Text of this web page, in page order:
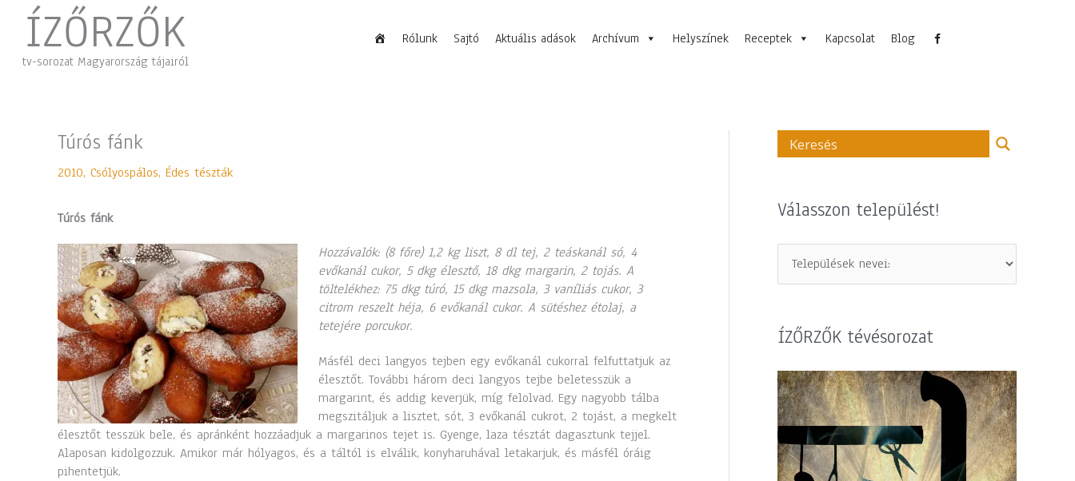
contentÍZŐRZŐK
tv-sorozat Magyarország tájairól
Rólunk Sajtó Aktuális adások Archívum Helyszínek Receptek Kapcsolat Blog
Túrós fánk
2010, Csólyospálos, Édes tészták
Túrós fánk
Hozzávalók: (8 főre) 1,2 kg liszt, 8 dl tej, 2 teáskanál só, 4
evőkanál cukor, 5 dkg élesztő, 18 dkg margarin, 2 tojás. A
töltelékhez: 75 dkg túró, 15 dkg mazsola, 3 vaníliás cukor, 3
citrom reszelt héja, 6 evőkanál cukor. A sütéshez étolaj, a
tetejére porcukor.
Másfél deci langyos tejben egy evőkanál cukorral felfuttatjuk az
élesztőt. További három deci langyos tejbe beletesszük a
margarint, és addig keverjük, míg felolvad. Egy nagyobb tálba
megszitáljuk a lisztet, sót, 3 evőkanál cukrot, 2 tojást, a megkelt
élesztőt tesszük bele, és apránként hozzáadjuk a margarinos tejet is. Gyenge, laza tésztát dagasztunk tejjel.
Alaposan kidolgozzuk. Amikor már hólyagos, és a táltól is elválik, konyharuhával letakarjuk, és másfél óráig
pihentetjük.
Válasszon települést!
ÍZŐRZŐK tévésorozat